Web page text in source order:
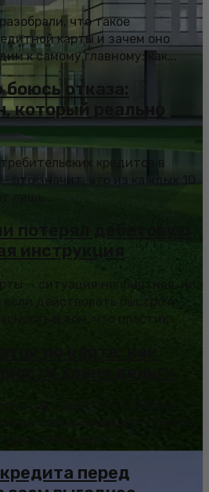
что такое
карты и зачем оно
к самому главному: как...
отказа:
который реально
кредитов в
это значит, что из каждых 10
лишь...
потерял дебетовую
инструкция
— ситуация неприятная, но
действовать быстро и
в том, что пластик...
перед